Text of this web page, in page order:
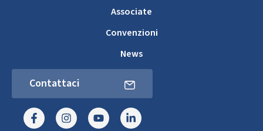
Associate
Convenzioni
News
Contattaci